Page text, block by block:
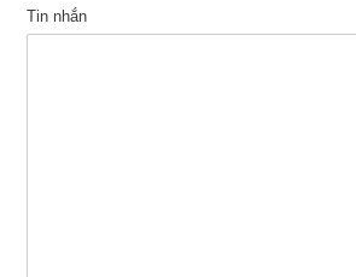
Tin nhắn